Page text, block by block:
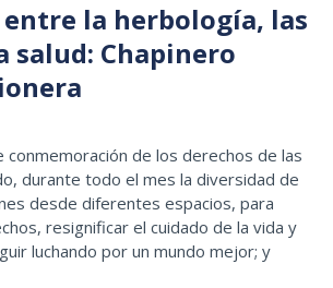
la herbología, las
salud: Chapinero
conmemoración de los derechos de las
durante todo el mes la diversidad de
desde diferentes espacios, para
resignificar el cuidado de la vida y
luchando por un mundo mejor; y